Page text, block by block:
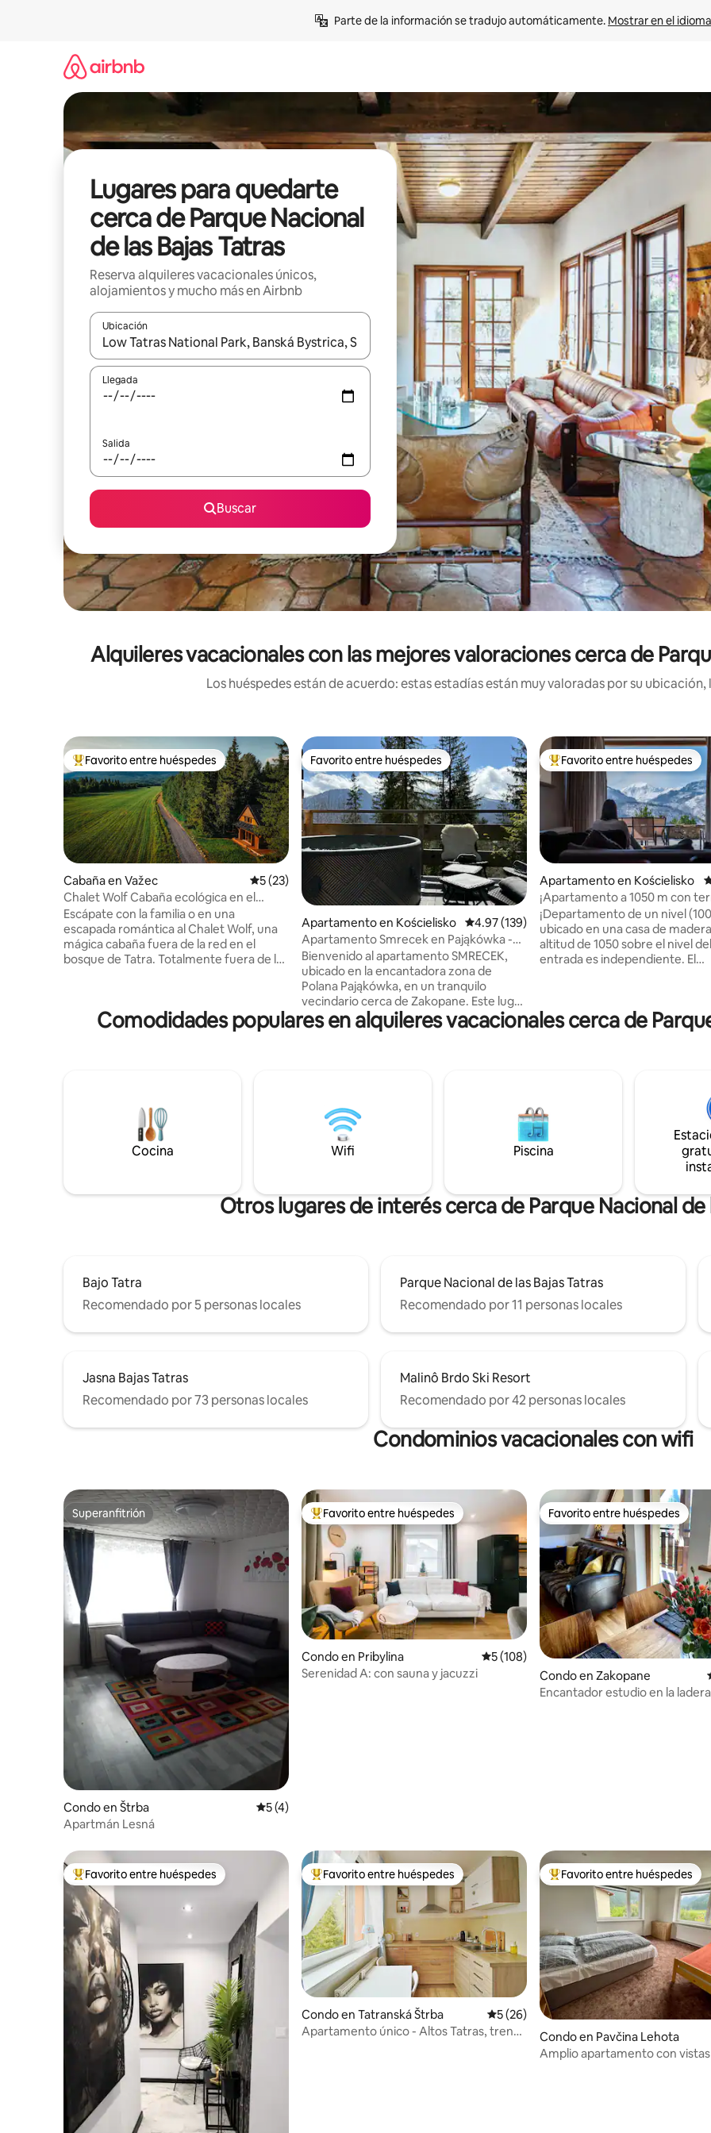
Parte de la información se tradujo automáticamente. Mostrar en el
Lugares para quedarte
cerca de Parque Nacional
de las Bajas Tatras
Reserva alquileres vacacionales únicos,
alojamientos y mucho más en Airbnb
Ubicación
Cuando los resultados estén disponibles, navega con las teclas de flecha hacia arriba y hacia abajo o explora con el
Llegada
Salida
Buscar
Alquileres vacacionales con las mejores valoraciones cerca de
Los huéspedes están de acuerdo: estas estadías están muy valoradas por su
Favorito entre huéspedes preferido
Favorito entre huéspedes
Cabaña en Važec Calificación promedio: 5 de 5, 23 reseñas
5 (23)
Chalet Wolf Cabaña ecológica en el
bosque en los Tatras
Escápate con la familia o en una
escapada romántica al Chalet Wolf, una
mágica cabaña fuera de la red en el
bosque de Tatra. Totalmente fuera de la
generador). Disfruta de unas vistas
impresionantes de los montes Tatra,
Estaciones de esquí a 25 minutos en
coche. Se recomienda coche 4x4.
Jacuzzi + 80 €/estancia.
Favorito entre huéspedes
Favorito entre huéspedes
Apartamento en Kościelisko Calificación promedio: 4.97 de 5, 139 reseñas
4.97 (139)
Apartamento Smrecek en Pająkówka -
Clase Premium
Bienvenido al apartamento SMRECEK,
ubicado en la encantadora zona de
Polana Pająkówka, en un tranquilo
vecindario cerca de Zakopane. Este lugar
combina la comodidad con la belleza de
las montañas. El departamento ofrece
una estancia cómoda durante todo el
año. SMRECEK es la opción ideal para una
escapada romántica o una estadía
relajante. La paz, la naturaleza y el
Favorito entre huéspedes
Favorito entre huéspedes
Apartamento en Kościelisko
¡Apartamento a 1050 m con
vistas, máx. 8 personas!
¡Departamento de un nivel
ubicado en una casa de
altitud de 1050 sobre el nivel
entrada es independiente. El
Puedes estacionar tu auto en la
propiedad. La sauna y la
teleférico hasta Krupówki (4
Alrededores: rutas de
ciclismo, pistas de esquí.
Comodidades populares en alquileres vacacionales cerca de
Cocina Wifi Piscina
Otros lugares de interés cerca de Parque Nacional de
Bajo Tatra
Recomendado por 5 personas locales
Parque Nacional de las Bajas Tatras
Recomendado por 11 personas locales
Jasna Bajas Tatras
Recomendado por 73 personas locales
Malinô Brdo Ski Resort
Recomendado por 42 personas locales
Condominios vacacionales con wifi
Superanfitrión
Superanfitrión
Condo en Štrba Calificación promedio: 5 de 5, 4 reseñas
5 (4)
Apartmán Lesná
Favorito entre huéspedes preferido
Favorito entre huéspedes
Condo en Pribylina Calificación promedio: 5 de 5, 108 reseñas
5 (108)
Serenidad A: con sauna y jacuzzi
Favorito entre huéspedes
Favorito entre huéspedes
Condo en Zakopane
Encantador estudio en la
Favorito entre huéspedes preferido
Favorito entre huéspedes Favorito entre huéspedes preferido
Favorito entre huéspedes
Condo en Tatranská Štrba Calificación promedio: 5 de 5, 26 reseñas
5 (26)
Apartamento único - Altos Tatras, tren
Favorito entre huéspedes
Favorito entre huéspedes
Condo en Pavčina Lehota
Amplio apartamento con vistas